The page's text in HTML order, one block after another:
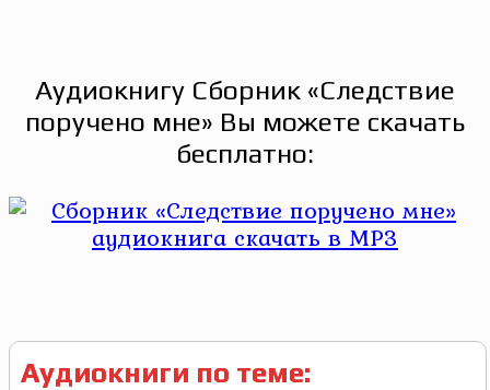
Аудиокнигу Сборник «Следствие
поручено мне» Вы можете скачать
бесплатно:
Аудиокниги по теме: